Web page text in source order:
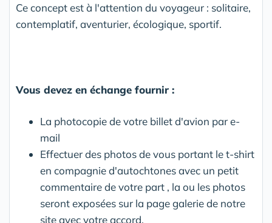
Ce concept est à l'attention du voyageur : solitaire,
contemplatif, aventurier, écologique, sportif.
Vous devez en échange fournir :
La photocopie de votre billet d'avion par e-
mail
Effectuer des photos de vous portant le t-shirt
en compagnie d'autochtones avec un petit
commentaire de votre part , la ou les photos
seront exposées sur la page galerie de notre
site avec votre accord.